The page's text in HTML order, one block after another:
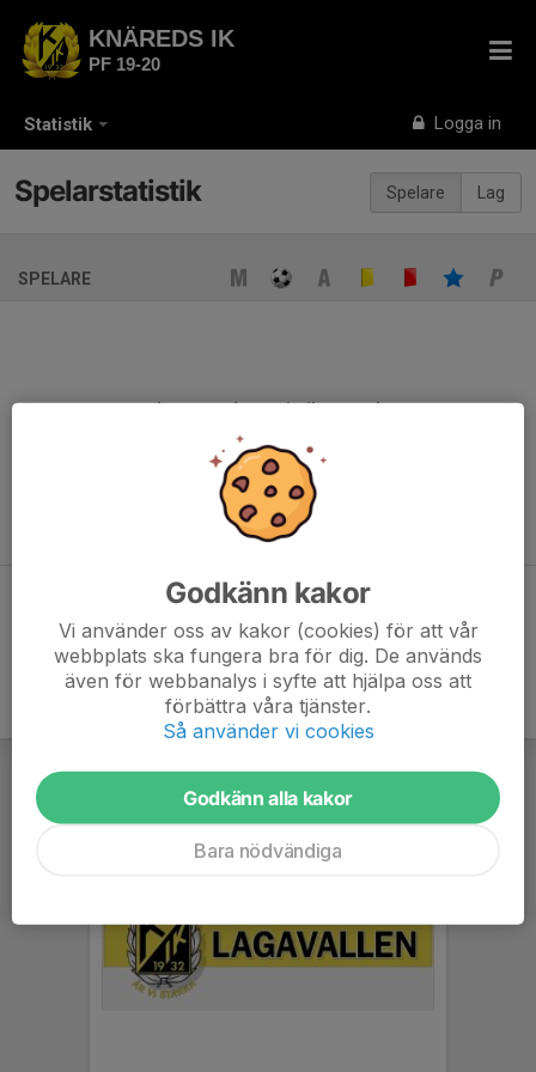
Statistik Logga in
KNÄREDS IK
PF 19-20
Spelare Lag
Spelarstatistik
SPELARE
Ingen spelarstatistik sparad
När ni fyller i uppställning på respektive match visas statistiken
automatiskt på denna sida
Godkänn kakor
Vi använder oss av kakor (cookies) för att vår
webbplats ska fungera bra för dig. De används
även för webbanalys i syfte att hjälpa oss att
förbättra våra tjänster.
Så använder vi cookies
Godkänn alla kakor
Bara nödvändiga